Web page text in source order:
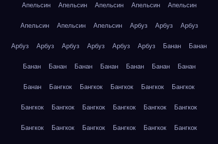
Апельсин Апельсин Апельсин Апельсин Апельсин
Апельсин Апельсин Апельсин Арбуз Арбуз Арбуз
Арбуз Арбуз Арбуз Арбуз Арбуз Арбуз Банан Банан
Банан Банан Банан Банан Банан Банан Банан
Банан Бангкок Бангкок Бангкок Бангкок Бангкок
Бангкок Бангкок Бангкок Бангкок Бангкок Бангкок
Бангкок Бангкок Бангкок Бангкок Бангкок Бангкок